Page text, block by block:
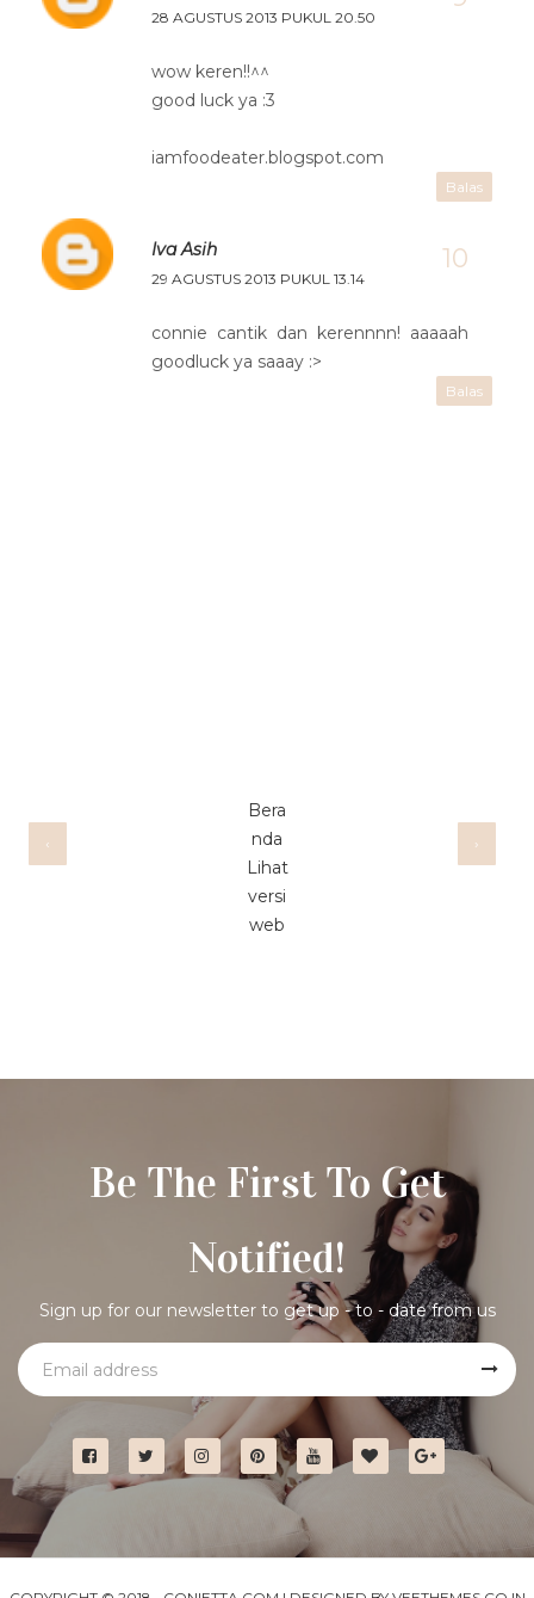
28 AGUSTUS 2013 PUKUL 20.50
wow keren!!^^
good luck ya :3
iamfoodeater.blogspot.com
Balas
Iva Asih
29 AGUSTUS 2013 PUKUL 13.14
connie cantik dan kerennnn! aaaaah
goodluck ya saaay :>
Balas
‹ ›
Bera
nda
Lihat
versi
web
Be The First To Get
Notified!
Sign up for our newsletter to get up - to - date from us